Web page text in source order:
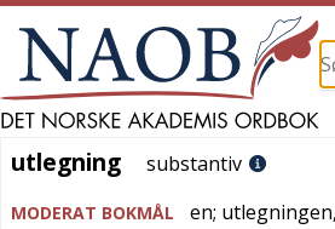
utlegning
utlegning substantiv
MODERAT BOKMÅL en; utlegningen,